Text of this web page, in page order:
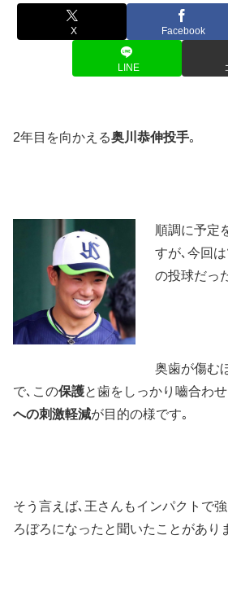
X Facebook
LINE
2年目を向かえる奥川恭伸投手｡
順調に予定
すが､今回は
の投球だっ
奥歯が傷む
で､この保護と歯をしっかり嚙合わ
への刺激軽減が目的の様です｡
そう言えば､王さんもインパクトで
ろぼろになったと聞いたことがあり